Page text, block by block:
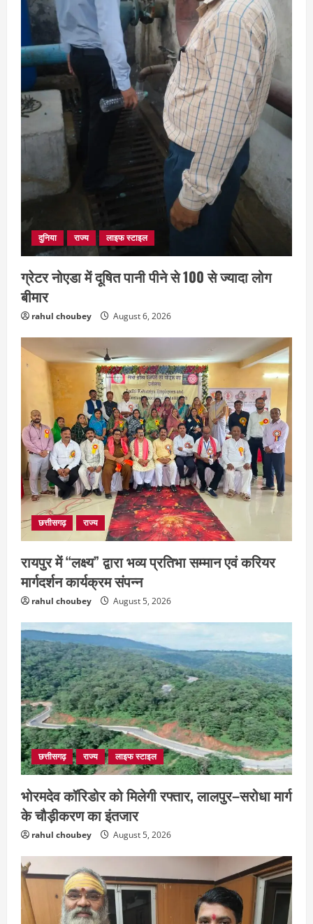
छत्तीसगढ़
शंकराचार्य अविमुक्तेश्वरानंद का चातुर्मास्य ग्राम
सलधा में
July 28, 2026
दुनिया राज्य लाइफ स्टाइल
ग्रेटर नोएडा में दूषित पानी पीने से 100 से ज्यादा लोग
बीमार
rahul choubey August 6, 2026
छत्तीसगढ़ राज्य
रायपुर में “लक्ष्य” द्वारा भव्य प्रतिभा सम्मान एवं करियर
मार्गदर्शन कार्यक्रम संपन्न
rahul choubey August 5, 2026
छत्तीसगढ़ राज्य लाइफ स्टाइल
भोरमदेव कॉरिडोर को मिलेगी रफ्तार, लालपुर–सरोधा मार्ग
के चौड़ीकरण का इंतजार
rahul choubey August 5, 2026